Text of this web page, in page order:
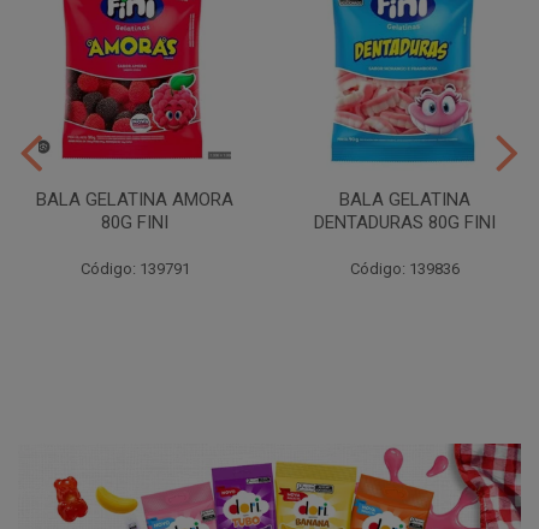
BALA GELATINA AMORA
80G FINI
Código: 139791
BALA GELATINA
DENTADURAS 80G FINI
Código: 139836